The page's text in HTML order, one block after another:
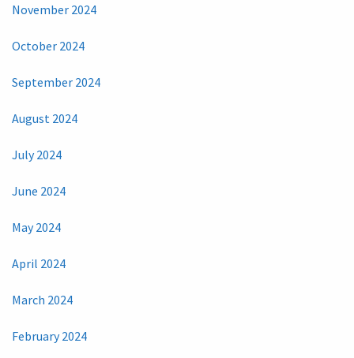
November 2024
October 2024
September 2024
August 2024
July 2024
June 2024
May 2024
April 2024
March 2024
February 2024